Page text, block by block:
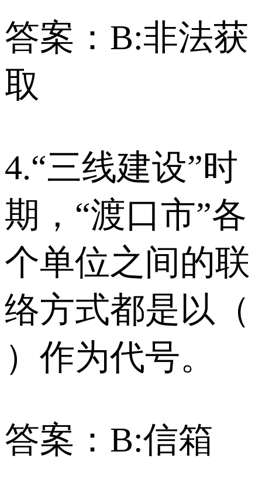
答案：B:非法获
取
4.“三线建设”时
期，“渡口市”各
个单位之间的联
络方式都是以（
）作为代号。
答案：B:信箱